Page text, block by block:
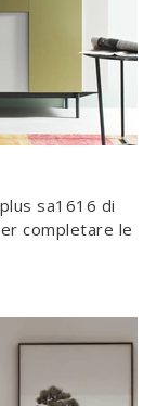
sa1616 di
completare le